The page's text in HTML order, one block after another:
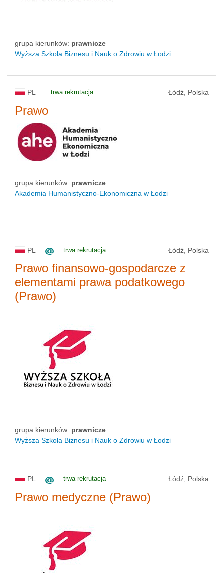
grupa kierunków: prawnicze
Wyższa Szkoła Biznesu i Nauk o Zdrowiu w Łodzi
PL trwa rekrutacja Łódź, Polska
Prawo
grupa kierunków: prawnicze
Akademia Humanistyczno-Ekonomiczna w Łodzi
PL trwa rekrutacja Łódź, Polska
Prawo finansowo-gospodarcze z
elementami prawa podatkowego
(Prawo)
grupa kierunków: prawnicze
Wyższa Szkoła Biznesu i Nauk o Zdrowiu w Łodzi
PL trwa rekrutacja Łódź, Polska
Prawo medyczne (Prawo)